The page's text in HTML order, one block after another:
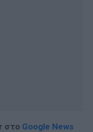
στο Google News